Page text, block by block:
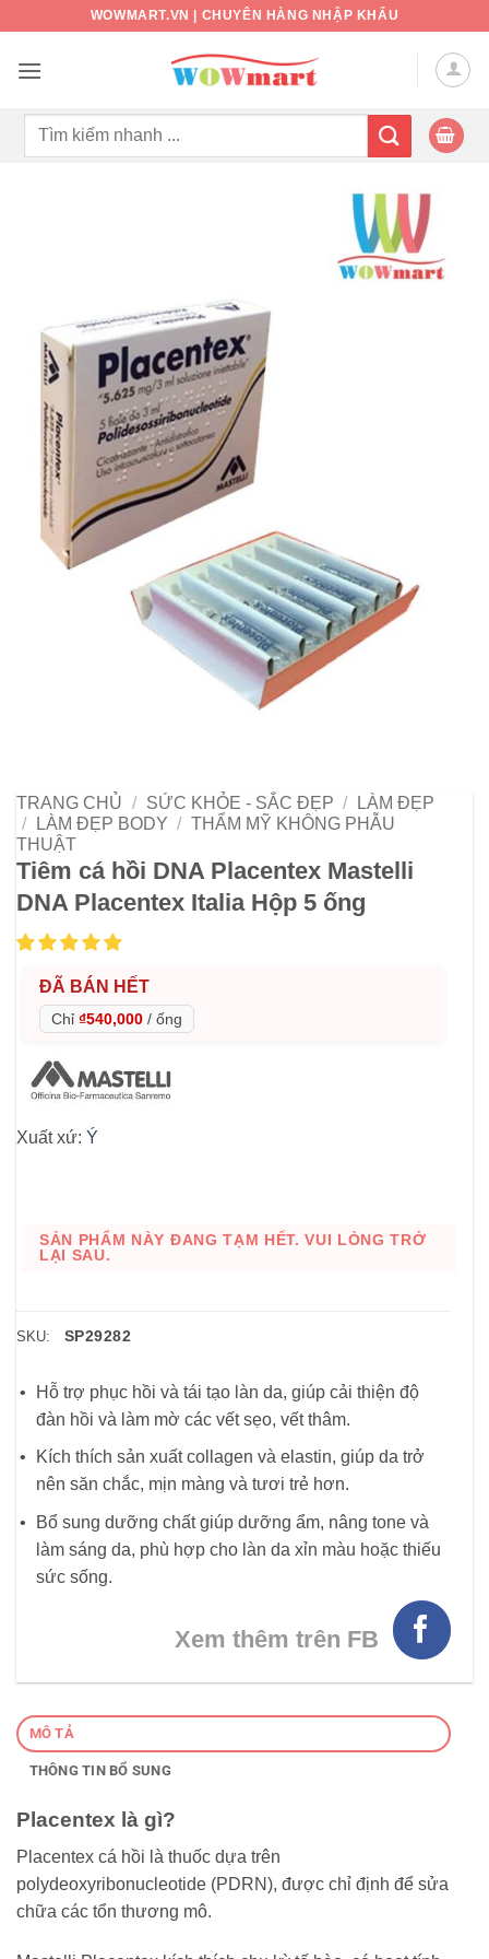
nội
WOWMART.VN | CHUYÊN HÀNG NHẬP KHẨU
Tìm
TRANG CHỦ / SỨC KHỎE - SẮC ĐẸP /
LÀM ĐẸP
/
LÀM ĐẸP BODY / THẨM MỸ KHÔNG PHẪU
THUẬT
Tiêm cá hồi DNA Placentex Mastelli
DNA Placentex Italia Hộp 5 ống
ĐÃ BÁN HẾT
Chỉ ₫540,000 / ống
Xuất xứ: Ý
SẢN PHẨM NÀY ĐANG TẠM HẾT. VUI LÒNG TRỞ
LẠI SAU.
SKU: SP29282
Hỗ trợ phục hồi và tái tạo làn da, giúp cải thiện độ
đàn hồi và làm mờ các vết sẹo, vết thâm.
Kích thích sản xuất collagen và elastin, giúp da trở
nên săn chắc, mịn màng và tươi trẻ hơn.
Bổ sung dưỡng chất giúp dưỡng ẩm, nâng tone và
làm sáng da, phù hợp cho làn da xỉn màu hoặc thiếu
sức sống.
Xem thêm trên FB
MÔ TẢ
THÔNG TIN BỔ SUNG
Placentex là gì?
Placentex cá hồi là thuốc dựa trên
polydeoxyribonucleotide (PDRN), được chỉ định để sửa
chữa các tổn thương mô.